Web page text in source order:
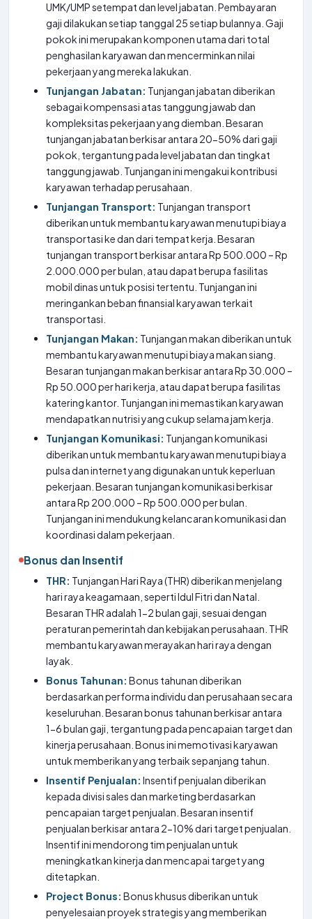
UMK/UMP setempat dan level jabatan. Pembayaran
gaji dilakukan setiap tanggal 25 setiap bulannya. Gaji
pokok ini merupakan komponen utama dari total
penghasilan karyawan dan mencerminkan nilai
pekerjaan yang mereka lakukan.
Tunjangan Jabatan: Tunjangan jabatan diberikan
sebagai kompensasi atas tanggung jawab dan
kompleksitas pekerjaan yang diemban. Besaran
tunjangan jabatan berkisar antara 20-50% dari gaji
pokok, tergantung pada level jabatan dan tingkat
tanggung jawab. Tunjangan ini mengakui kontribusi
karyawan terhadap perusahaan.
Tunjangan Transport: Tunjangan transport
diberikan untuk membantu karyawan menutupi biaya
transportasi ke dan dari tempat kerja. Besaran
tunjangan transport berkisar antara Rp 500.000 – Rp
2.000.000 per bulan, atau dapat berupa fasilitas
mobil dinas untuk posisi tertentu. Tunjangan ini
meringankan beban finansial karyawan terkait
transportasi.
Tunjangan Makan: Tunjangan makan diberikan untuk
membantu karyawan menutupi biaya makan siang.
Besaran tunjangan makan berkisar antara Rp 30.000 –
Rp 50.000 per hari kerja, atau dapat berupa fasilitas
katering kantor. Tunjangan ini memastikan karyawan
mendapatkan nutrisi yang cukup selama jam kerja.
Tunjangan Komunikasi: Tunjangan komunikasi
diberikan untuk membantu karyawan menutupi biaya
pulsa dan internet yang digunakan untuk keperluan
pekerjaan. Besaran tunjangan komunikasi berkisar
antara Rp 200.000 – Rp 500.000 per bulan.
Tunjangan ini mendukung kelancaran komunikasi dan
koordinasi dalam pekerjaan.
Bonus dan Insentif
THR: Tunjangan Hari Raya (THR) diberikan menjelang
hari raya keagamaan, seperti Idul Fitri dan Natal.
Besaran THR adalah 1-2 bulan gaji, sesuai dengan
peraturan pemerintah dan kebijakan perusahaan. THR
membantu karyawan merayakan hari raya dengan
layak.
Bonus Tahunan: Bonus tahunan diberikan
berdasarkan performa individu dan perusahaan secara
keseluruhan. Besaran bonus tahunan berkisar antara
1-6 bulan gaji, tergantung pada pencapaian target dan
kinerja perusahaan. Bonus ini memotivasi karyawan
untuk memberikan yang terbaik sepanjang tahun.
Insentif Penjualan: Insentif penjualan diberikan
kepada divisi sales dan marketing berdasarkan
pencapaian target penjualan. Besaran insentif
penjualan berkisar antara 2-10% dari target penjualan.
Insentif ini mendorong tim penjualan untuk
meningkatkan kinerja dan mencapai target yang
ditetapkan.
Project Bonus: Bonus khusus diberikan untuk
penyelesaian proyek strategis yang memberikan